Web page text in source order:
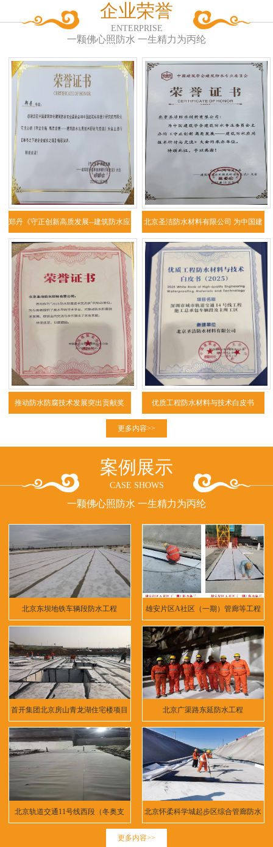
企业荣誉
ENTERPRISE
一颗佛心照防水 一生精力为丙纶
郑丹《守正创新高质发展--建筑防水应
用技
北京圣洁防水材料有限公司 为中国建
筑学会
推动防水防腐技术发展突出贡献奖 优质工程防水材料与技术白皮书
更多内容>>
案例展示
CASE SHOWS
一颗佛心照防水 一生精力为丙纶
北京东坝地铁车辆段防水工程 雄安片区A社区（一期）管廊等工程
首开集团北京房山青龙湖住宅楼项目 北京广渠路东延防水工程
北京轨道交通11号线西段（冬奥支 北京怀柔科学城起步区综合管廊防水
更多内容>>